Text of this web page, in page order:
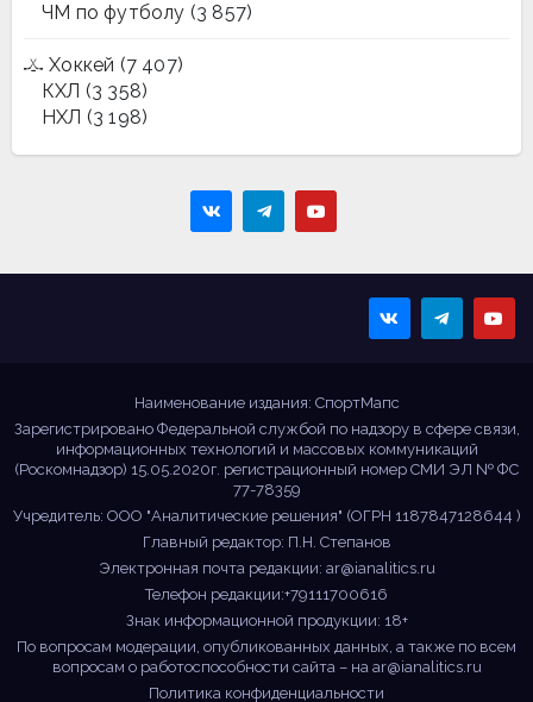
ЧМ по футболу (3 857)
Хоккей (7 407)
КХЛ (3 358)
НХЛ (3 198)
Наименование издания: СпортМапс
Зарегистрировано Федеральной службой по надзору в сфере связи,
информационных технологий и массовых коммуникаций
(Роскомнадзор) 15.05.2020г. регистрационный номер СМИ ЭЛ № ФС
77-78359
Учредитель: ООО "Аналитические решения" (ОГРН 1187847128644 )
Главный редактор: П.Н. Степанов
Электронная почта редакции: ar@ianalitics.ru
Телефон редакции:+79111700616
Знак информационной продукции: 18+
По вопросам модерации, опубликованных данных, а также по всем
вопросам о работоспособности сайта – на ar@ianalitics.ru
Политика конфиденциальности